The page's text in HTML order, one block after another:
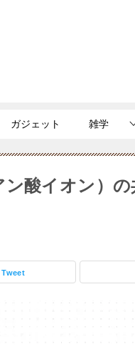
ガジェット 雑学
ン酸イオン）
Tweet